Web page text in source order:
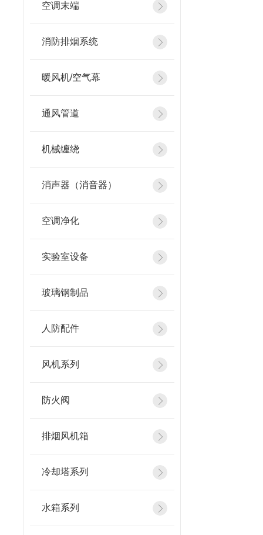
空调末端
消防排烟系统
暖风机/空气幕
通风管道
机械缠绕
消声器（消音器）
空调净化
实验室设备
玻璃钢制品
人防配件
风机系列
防火阀
排烟风机箱
冷却塔系列
水箱系列